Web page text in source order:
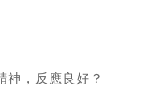
神，反應良好？